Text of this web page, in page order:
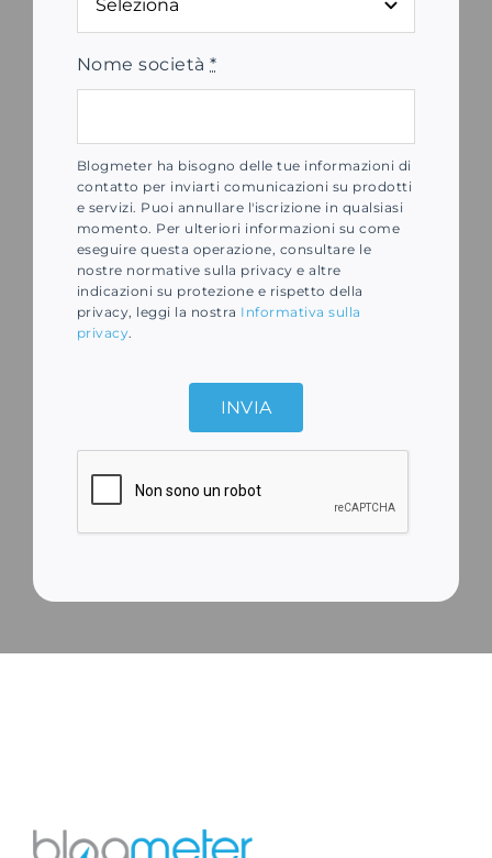
Nome società*
Blogmeter ha bisogno delle tue informazioni di
contatto per inviarti comunicazioni su prodotti
e servizi. Puoi annullare l'iscrizione in qualsiasi
momento. Per ulteriori informazioni su come
eseguire questa operazione, consultare le
nostre normative sulla privacy e altre
indicazioni su protezione e rispetto della
privacy, leggi la nostra Informativa sulla
privacy.
INVIA